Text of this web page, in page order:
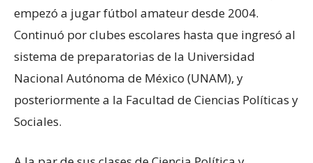
empezó a jugar fútbol amateur desde 2004.
Continuó por clubes escolares hasta que ingresó al
sistema de preparatorias de la Universidad
Nacional Autónoma de México (UNAM), y
posteriormente a la Facultad de Ciencias Políticas y
Sociales.